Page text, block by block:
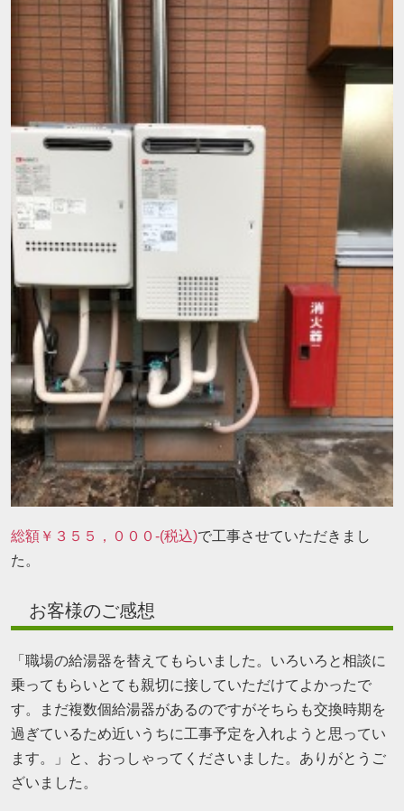
総額￥３５５，０００-(税込)で工事させていただきまし
た。
お客様のご感想
「職場の給湯器を替えてもらいました。いろいろと相談に
乗ってもらいとても親切に接していただけてよかったで
す。まだ複数個給湯器があるのですがそちらも交換時期を
過ぎているため近いうちに工事予定を入れようと思ってい
ます。」と、おっしゃってくださいました。ありがとうご
ざいました。